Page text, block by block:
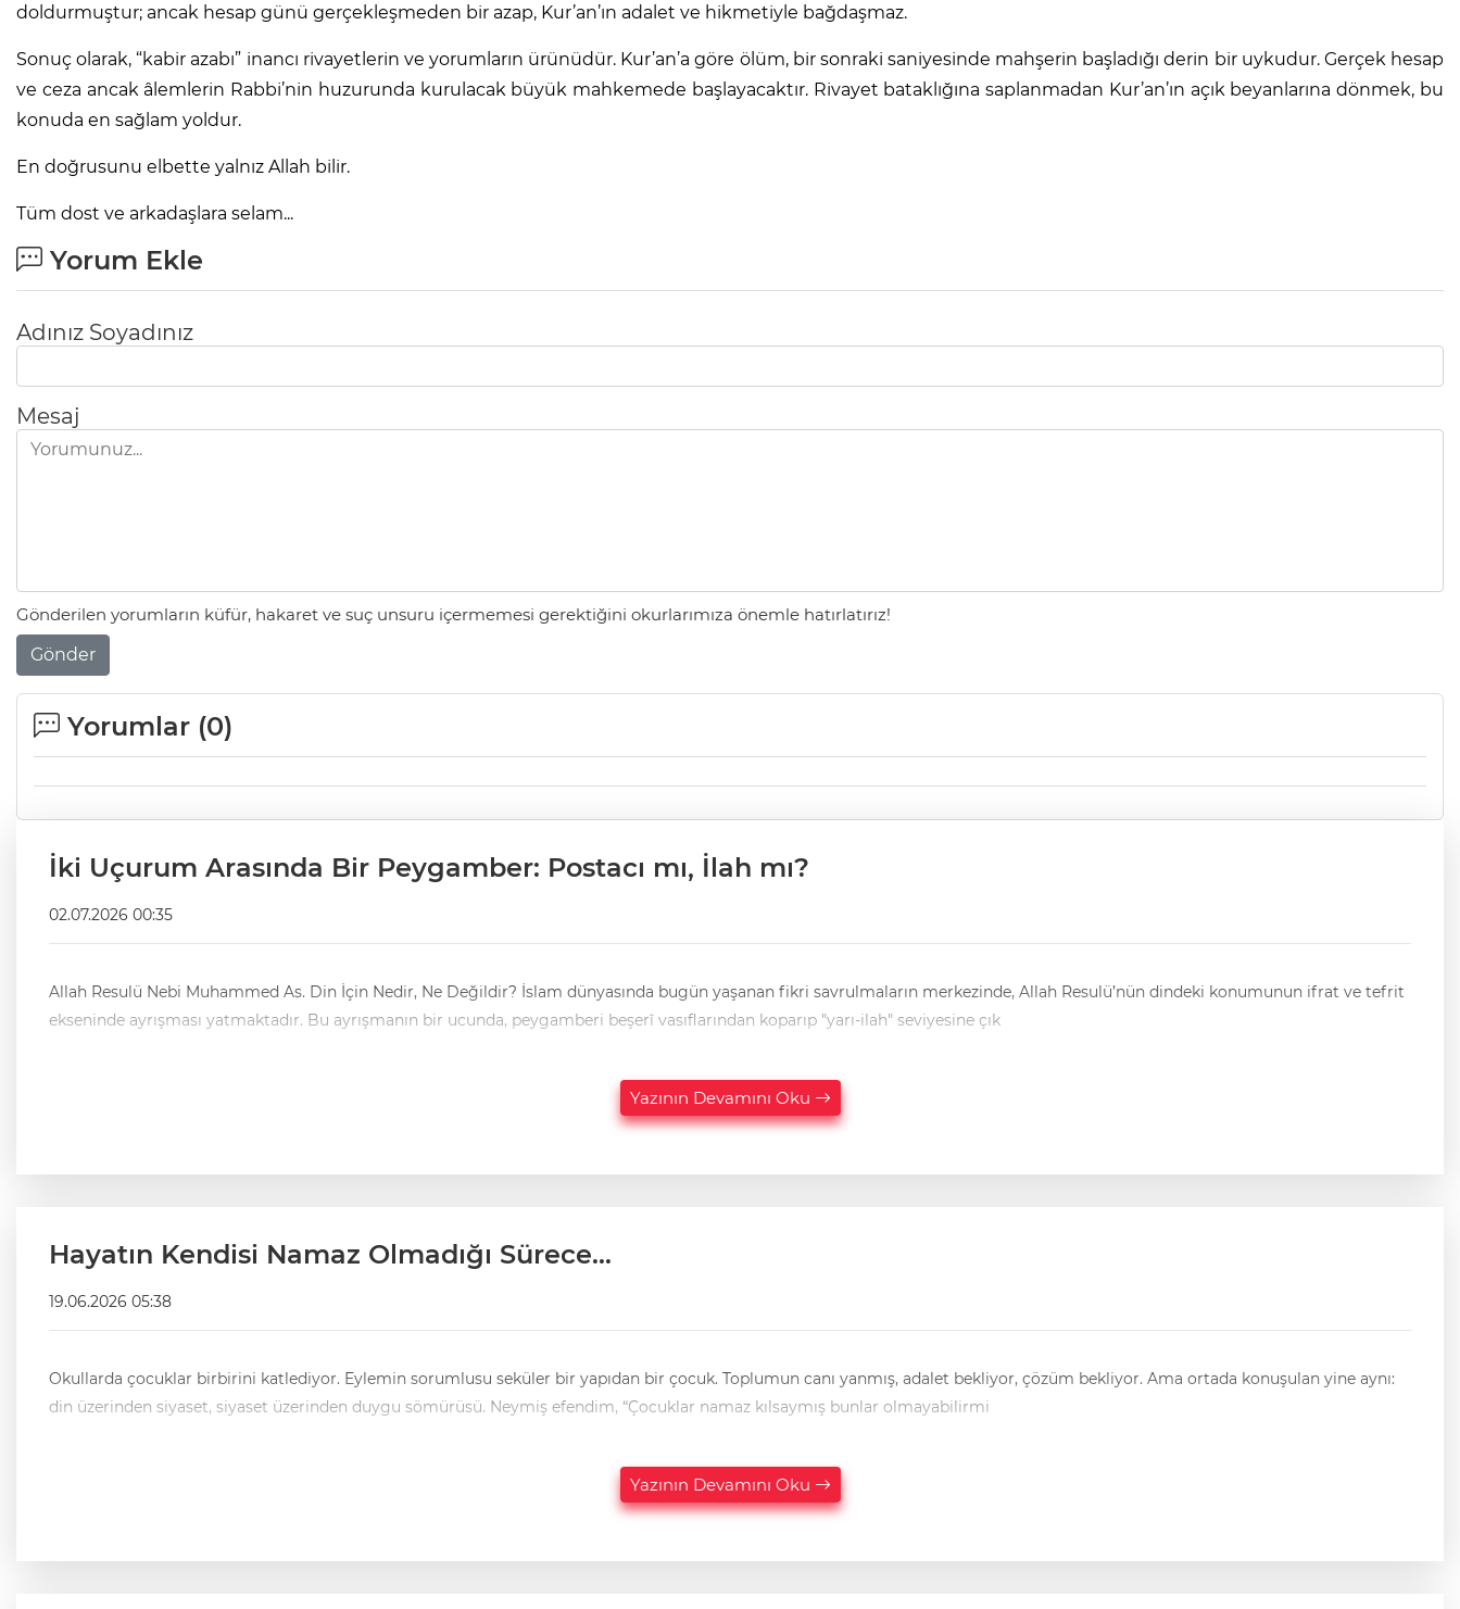
doldurmuştur; ancak hesap günü gerçekleşmeden bir azap, Kur’an’ın adalet ve hikmetiyle bağdaşmaz.
Sonuç olarak, “kabir azabı” inancı rivayetlerin ve yorumların ürünüdür. Kur’an’a göre ölüm, bir sonraki saniyesinde mahşerin başladığı derin bir uykudur. Gerçek hesap
ve ceza ancak âlemlerin Rabbi’nin huzurunda kurulacak büyük mahkemede başlayacaktır. Rivayet bataklığına saplanmadan Kur’an’ın açık beyanlarına dönmek, bu
konuda en sağlam yoldur.
En doğrusunu elbette yalnız Allah bilir.
Tüm dost ve arkadaşlara selam...
Yorum Ekle
Adınız Soyadınız
Mesaj
Gönderilen yorumların küfür, hakaret ve suç unsuru içermemesi gerektiğini okurlarımıza önemle hatırlatırız!
Gönder
Yorumlar (0)
İki Uçurum Arasında Bir Peygamber: Postacı mı, İlah mı?
02.07.2026 00:35
Allah Resulü Nebi Muhammed As. Din İçin Nedir, Ne Değildir? İslam dünyasında bugün yaşanan fikri savrulmaların merkezinde, Allah Resulü’nün dindeki konumunun ifrat ve tefrit
ekseninde ayrışması yatmaktadır. Bu ayrışmanın bir ucunda, peygamberi beşerî vasıflarından koparıp "yarı-ilah" seviyesine çık
Yazının Devamını Oku
Hayatın Kendisi Namaz Olmadığı Sürece...
19.06.2026 05:38
Okullarda çocuklar birbirini katlediyor. Eylemin sorumlusu seküler bir yapıdan bir çocuk. Toplumun canı yanmış, adalet bekliyor, çözüm bekliyor. Ama ortada konuşulan yine aynı:
din üzerinden siyaset, siyaset üzerinden duygu sömürüsü. Neymiş efendim, “Çocuklar namaz kılsaymış bunlar olmayabilirmi
Yazının Devamını Oku